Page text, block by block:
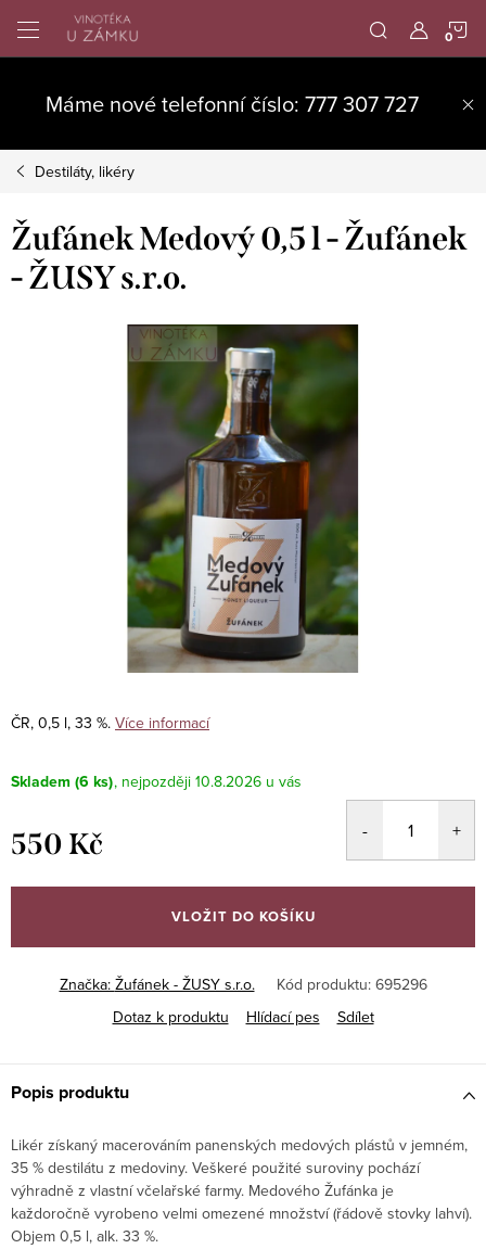
obsah
Máme nové telefonní číslo: 777 307 727
Destiláty, likéry
Žufánek Medový 0,5 l - Žufánek
- ŽUSY s.r.o.
ČR, 0,5 l, 33 %. Více informací
Skladem (6 ks) 10.8.2026
550 Kč
cena:
VLOŽIT DO KOŠÍKU
Značka: Žufánek - ŽUSY s.r.o. Kód produktu: 695296
Dotaz k produktu
Hlídací pes Sdílet
Popis produktu
Likér získaný macerováním panenských medových plástů v jemném,
35 % destilátu z medoviny. Veškeré použité suroviny pochází
výhradně z vlastní včelařské farmy. Medového Žufánka je
každoročně vyrobeno velmi omezené množství (řádově stovky lahví).
Objem 0,5 l, alk. 33 %.